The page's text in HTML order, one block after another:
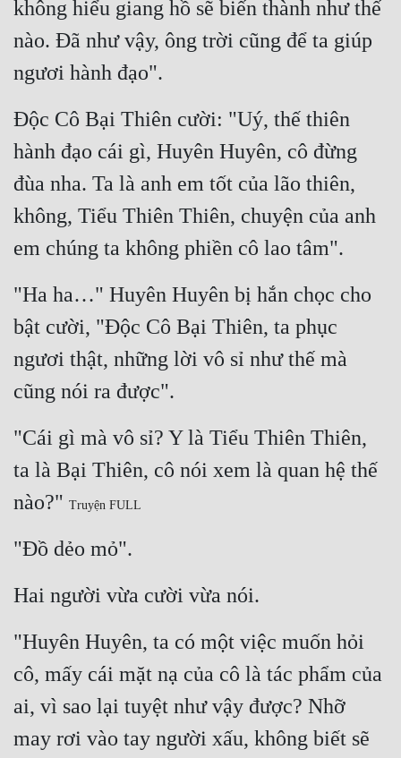
Đẹp
Đẹp Hiệp
Tính Cách Nhân Vật :
Cơ Trí
Sát Phạt Quyết Đoán
Vô Sỉ
không hiểu giang hồ sẽ biến thành như thế
nào. Đã như vậy, ông trời cũng để ta giúp
ngươi hành đạo".
Độc Cô Bại Thiên cười: "Uý, thế thiên
hành đạo cái gì, Huyên Huyên, cô đừng
đùa nha. Ta là anh em tốt của lão thiên,
không, Tiểu Thiên Thiên, chuyện của anh
em chúng ta không phiền cô lao tâm".
"Ha ha…" Huyên Huyên bị hắn chọc cho
bật cười, "Độc Cô Bại Thiên, ta phục
ngươi thật, những lời vô sỉ như thế mà
cũng nói ra được".
"Cái gì mà vô sỉ? Y là Tiểu Thiên Thiên,
ta là Bại Thiên, cô nói xem là quan hệ thế
nào?" Truyện FULL
"Đồ dẻo mỏ".
Hai người vừa cười vừa nói.
"Huyên Huyên, ta có một việc muốn hỏi
cô, mấy cái mặt nạ của cô là tác phẩm của
ai, vì sao lại tuyệt như vậy được? Nhỡ
may rơi vào tay người xấu, không biết sẽ